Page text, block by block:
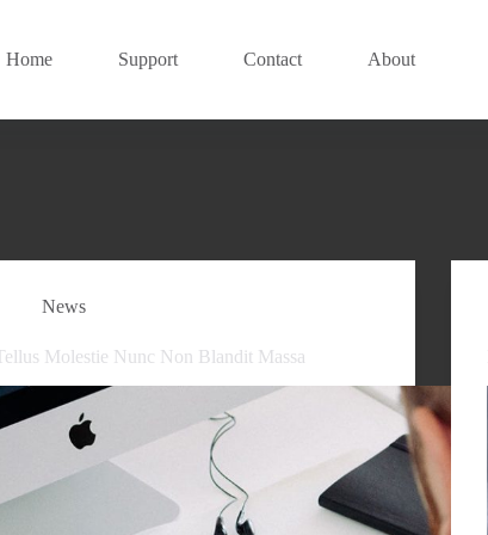
Home Support Contact About
News
Molestie Nunc Non Blandit Massa